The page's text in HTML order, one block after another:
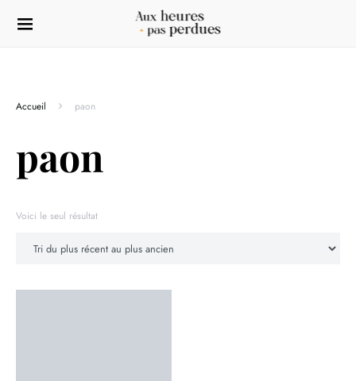
Accueil paon
paon
Voici le seul résultat